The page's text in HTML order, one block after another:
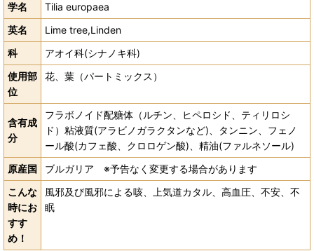
学名
Tilia europaea
英名
Lime tree,Linden
科
アオイ科(シナノキ科)
使用部
位
花、葉（パートミックス）
含有成
分
フラボノイド配糖体（ルチン、ヒペロシド、ティリロシ
ド）粘液質(アラビノガラクタンなど)、タンニン、フェノ
ール酸(カフェ酸、クロロゲン酸)、精油(ファルネソール)
原産国
ブルガリア ※予告なく変更する場合があります
こんな
時にお
すす
め！
風邪及び風邪による咳、上気道カタル、高血圧、不安、不
眠